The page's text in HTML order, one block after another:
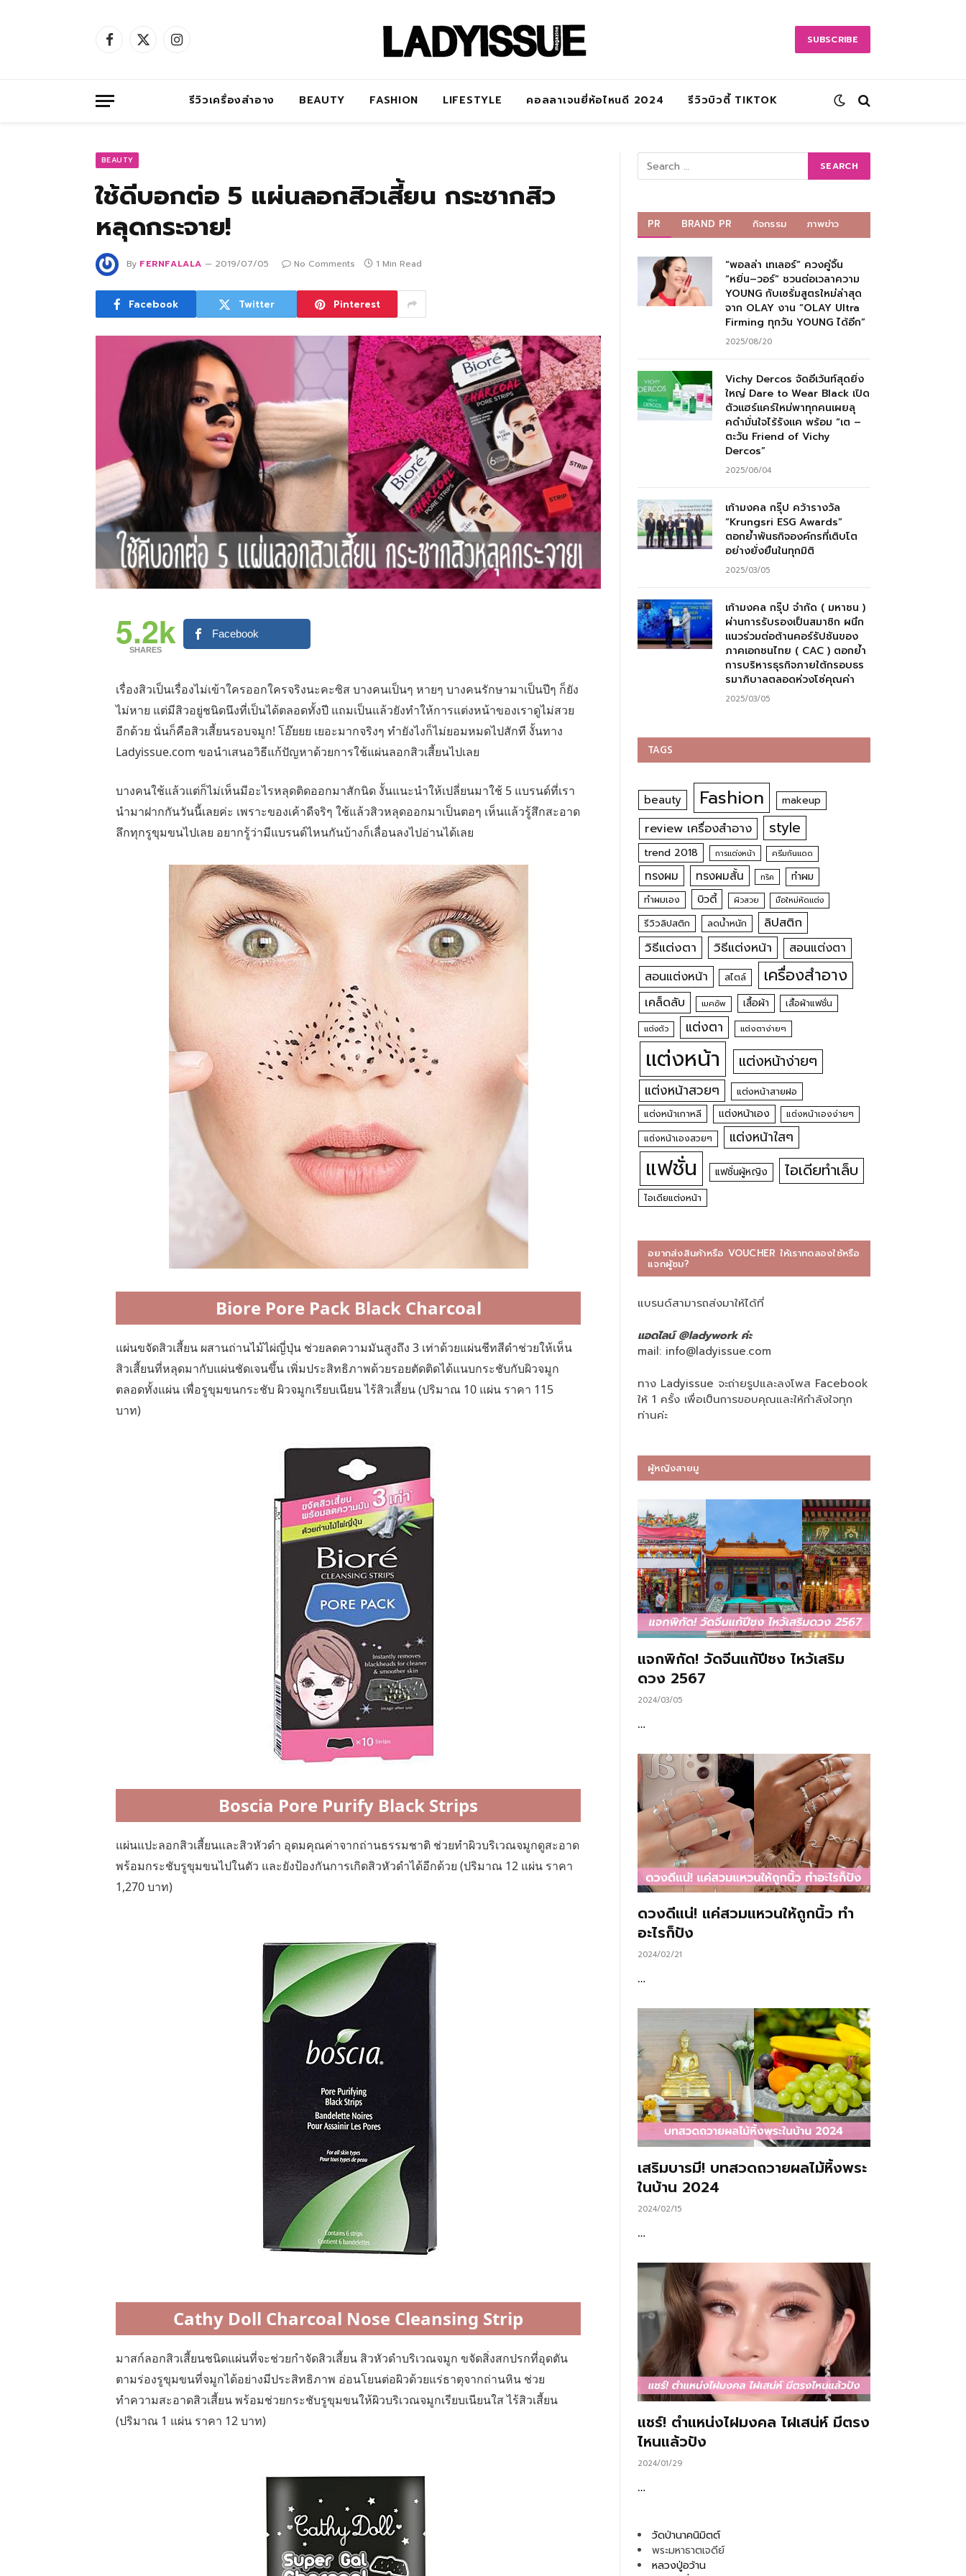
Facebook
X
Instagram SUBSCRIBE
รีวิวเครื่องสำอาง BEAUTY FASHION LIFESTYLE คอลลาเจนยี่ห้อไหนดี 2024 รีวิวบิวตี้ TIKTOK
BEAUTY
ใช้ดีบอกต่อ 5 แผ่นลอกสิวเสี้ยน กระชากสิว
หลุดกระจาย!
By FERNFALALA 2019/07/05 No Comments 1 Min Read
Facebook Twitter Pinterest
5.2k
SHARES
Facebook
เรื่องสิวเป็นเรื่องไม่เข้าใครออกใครจริงนะคะซิส บางคนเป็นๆ หายๆ บางคนรักษามาเป็นปีๆ ก็ยัง
ไม่หาย แต่มีสิวอยู่ชนิดนึงที่เป็นได้ตลอดทั้งปี แถมเป็นแล้วยังทำให้การแต่งหน้าของเราดูไม่สวย
อีกด้วย นั่นก็คือสิวเสี้ยนรอบจมูก! โอ๊ยยย เยอะมากจริงๆ ทำยังไงก็ไม่ยอมหมดไปสักที งั้นทาง
Ladyissue.com ขอนำเสนอวิธีแก้ปัญหาด้วยการใช้แผ่นลอกสิวเสี้ยนไปเลย
บางคนใช้แล้วแต่ก็ไม่เห็นมีอะไรหลุดติดออกมาสักนิด งั้นแนะนำให้เปลี่ยนมาใช้ 5 แบรนด์ที่เรา
นำมาฝากกันวันนี้เลยค่ะ เพราะของเค้าดีจริๆ ใช้แล้วสิวหลุดออกมาเป็นตอๆ เห็นแล้วรู้สึกสะอาด
ลึกทุกรูขุมขนไปเลย อยากรู้ว่ามีแบรนด์ไหนกันบ้างก็เลื่อนลงไปอ่านได้เลย
Biore Pore Pack Black Charcoal
แผ่นขจัดสิวเสี้ยน ผสานถ่านไม้ไผ่ญี่ปุ่น ช่วยลดความมันสูงถึง 3 เท่าด้วยแผ่นชีทสีดำช่วยให้เห็น
สิวเสี้ยนที่หลุดมากับแผ่นชัดเจนขึ้น เพิ่มประสิทธิภาพด้วยรอยตัดติดได้แนบกระชับกับผิวจมูก
ตลอดทั้งแผ่น เพื่อรูขุมขนกระชับ ผิวจมูกเรียบเนียน ไร้สิวเสี้ยน (ปริมาณ 10 แผ่น ราคา 115
บาท)
Boscia Pore Purify Black Strips
แผ่นแปะลอกสิวเสี้ยนและสิวหัวดำ อุดมคุณค่าจากถ่านธรรมชาติ ช่วยทำผิวบริเวณจมูกดูสะอาด
พร้อมกระชับรูขุมขนไปในตัว และยังป้องกันการเกิดสิวหัวดำได้อีกด้วย (ปริมาณ 12 แผ่น ราคา
1,270 บาท)
Cathy Doll Charcoal Nose Cleansing Strip
มาสก์ลอกสิวเสี้ยนชนิดแผ่นที่จะช่วยกำจัดสิวเสี้ยน สิวหัวดำบริเวณจมูก ขจัดสิ่งสกปรกที่อุดตัน
ตามร่องรูขุมขนที่จมูกได้อย่างมีประสิทธิภาพ อ่อนโยนต่อผิวด้วยแร่ธาตุจากถ่านหิน ช่วย
ทำความสะอาดสิวเสี้ยน พร้อมช่วยกระชับรูขุมขนให้ผิวบริเวณจมูกเรียบเนียนใส ไร้สิวเสี้ยน
(ปริมาณ 1 แผ่น ราคา 12 บาท)
PR BRAND PR กิจกรรม ภาพข่าว
“พอลล่า เทเลอร์” ควงคู่จิ้น
“หยิ่น–วอร์” ชวนต่อเวลาความ
YOUNG กับเซรั่มสูตรใหม่ล่าสุด
จาก OLAY งาน “OLAY Ultra
Firming ทุกวัน YOUNG ได้อีก”
2025/08/20
Vichy Dercos จัดอีเว้นท์สุดยิ่ง
ใหญ่ Dare to Wear Black เปิด
ตัวแฮร์แคร์ใหม่พาทุกคนเผยลุ
คดำมั่นใจไร้รังแค พร้อม “เต –
ตะวัน Friend of Vichy
Dercos”
2025/06/04
เก้ามงคล กรุ๊ป คว้ารางวัล
“Krungsri ESG Awards”
ตอกย้ำพันธกิจองค์กรที่เติบโต
อย่างยั่งยืนในทุกมิติ
2025/03/05
เก้ามงคล กรุ๊ป จำกัด ( มหาชน )
ผ่านการรับรองเป็นสมาชิก ผนึก
แนวร่วมต่อต้านคอร์รัปชันของ
ภาคเอกชนไทย ( CAC ) ตอกย้ำ
การบริหารธุรกิจภายใต้กรอบธร
รมาภิบาลตลอดห่วงโซ่คุณค่า
2025/03/05
TAGS
beauty Fashion makeup
review เครื่องสำอาง style
trend 2018 การแต่งหน้า ครีมกันแดด
ทรงผม ทรงผมสั้น ทริค ทำผม
ทำผมเอง บิวตี้ ผิวสวย มือใหม่หัดแต่ง
รีวิวลิปสติก ลดน้ำหนัก ลิปสติก
วิธีแต่งตา วิธีแต่งหน้า สอนแต่งตา
สอนแต่งหน้า สไตล์ เครื่องสำอาง
เคล็ดลับ เมคอัพ เสื้อผ้า เสื้อผ้าแฟชั่น
แต่งตัว แต่งตา แต่งตาง่ายๆ
แต่งหน้า แต่งหน้าง่ายๆ
แต่งหน้าสวยๆ
แต่งหน้าสายฝอ
แต่งหน้าเกาหลี
แต่งหน้าเอง
แต่งหน้าเองง่ายๆ
แต่งหน้าเองสวยๆ
แต่งหน้าใสๆ
แฟชั่น แฟชั่นผู้หญิง ไอเดียทำเล็บ
ไอเดียแต่งหน้า
อยากส่งสินค้าหรือ VOUCHER ให้เราทดลองใช้หรือ
แจกผู้ชม?
แบรนด์สามารถส่งมาให้ได้ที่
แอดไลน์ @ladywork ค่ะ
mail: info@ladyissue.com
ทาง Ladyissue จะถ่ายรูปและลงโพส Facebook
ให้ 1 ครั้ง เพื่อเป็นการขอบคุณและให้กำลังใจทุก
ท่านค่ะ
ผู้หญิงสายมู
แจกพิกัด! วัดจีนแก้ปีชง ไหว้เสริม
ดวง 2567
2024/03/05
…
ดวงดีแน่! แค่สวมแหวนให้ถูกนิ้ว ทำ
อะไรก็ปัง
2024/02/21
…
เสริมบารมี! บทสวดถวายผลไม้หิ้งพระ
ในบ้าน 2024
2024/02/15
…
แชร์! ตำแหน่งไฝมงคล ไฝเสน่ห์ มีตรง
ไหนแล้วปัง
2024/01/29
…
วัดป่านาคนิมิตต์
พระมหาธาตเจดีย์
หลวงปู่อว้าน